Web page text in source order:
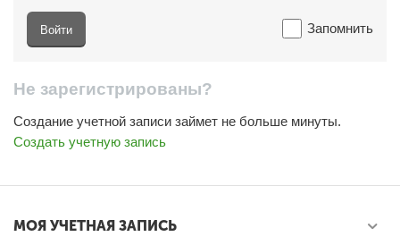
Запомнить
Войти
Не зарегистрированы?
Создание учетной записи займет не больше минуты.
Создать учетную запись
МОЯ УЧЕТНАЯ ЗАПИСЬ